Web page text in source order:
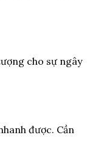
cho sự ngây
được. Cần